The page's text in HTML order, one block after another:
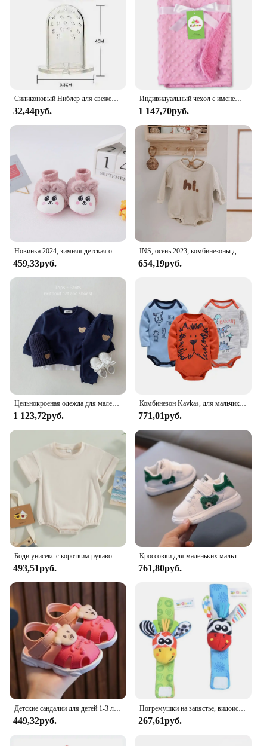
Силиконовый Ниблер для свежей еды, Детская кормушка для мальчиков и девочек, безопасные товары для младенцев, бутылочки для сосков
32,44руб.
Индивидуальный чехол с именем ребенка, детское одеяло на заказ, одеяло для новорожденных мальчиков и девочек, подарок на день рождения, пеленка для детской кроватки, одеяло для детской кроватки
1 147,70руб.
Новинка 2024, зимняя детская обувь с милыми 3D мультяшными животными, теплые пушистые детские носки для новорожденных, нескользящие домашние тапочки
459,33руб.
INS, осень 2023, комбинезоны для новорожденных мальчиков, детские хлопковые комбинезоны с длинными рукавами и вышивкой для маленьких девочек, одежда для малышей, От 0 до 18 месяцев
654,19руб.
Цельнокроеная одежда для маленьких девочек, Детский комбинезон с длинным рукавом для маленьких братьев, комбинезон, комплект одежды для маленьких мальчиков
1 123,72руб.
Комбинезон Kavkas, для мальчиков и девочек, 6 шт., 3 шт., с длинным рукавом, 100% хлопок, для детей 0-12 месяцев, боди для новорожденных
771,01руб.
Боди унисекс с коротким рукавом, однотонное бежевое повседневное боди для новорожденных мальчиков и девочек, 0-24 месяца
493,51руб.
Кроссовки для маленьких мальчиков и девочек 1-6 лет, модная спортивная обувь для малышей, дышащая детская обувь на плоской подошве, детская обувь
761,80руб.
Детские сандалии для детей 1-3 лет. Летняя пляжная обувь для маленьких детей. Быстросохнущие милые сандалии для маленьких мальчиков и девочек. Коричневые, розовые, красные, синие.
449,32руб.
Погремушки на запястье, видоискатель для ног, детская игрушка для малышей, браслет на руку, браслет на запястье, погремушка, детские игрушки для новорожденных 0-12 месяцев
267,61руб.